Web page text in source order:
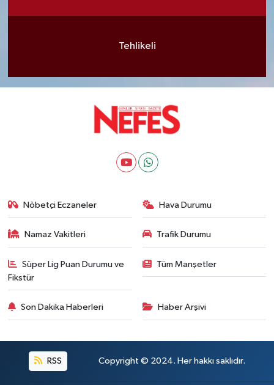
Tehlikeli
Nöbetçi Eczaneler Hava Durumu
Namaz Vakitleri Trafik Durumu
Süper Lig Puan Durumu ve
Fikstür
Tüm Manşetler
Son Dakika Haberleri Haber Arşivi
RSS Copyright © 2024. Her hakkı saklıdır.